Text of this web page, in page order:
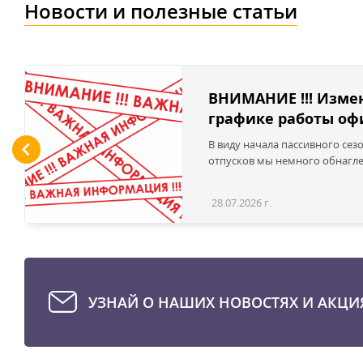
Новости и полезные статьи
ВНИМАНИЕ !!!
графике работы
В виду начала пассивного
отпусков мы немного
28.07.2026 г.
УЗНАЙ О НАШИХ НОВОСТЯХ И